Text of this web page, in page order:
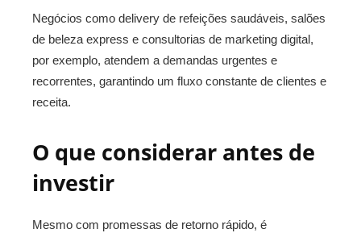
Negócios como delivery de refeições saudáveis, salões
de beleza express e consultorias de marketing digital,
por exemplo, atendem a demandas urgentes e
recorrentes, garantindo um fluxo constante de clientes e
receita.
O que considerar antes de
investir
Mesmo com promessas de retorno rápido, é